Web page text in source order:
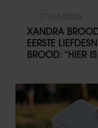
XANDRA
EERSTE
BROOD: “HIER